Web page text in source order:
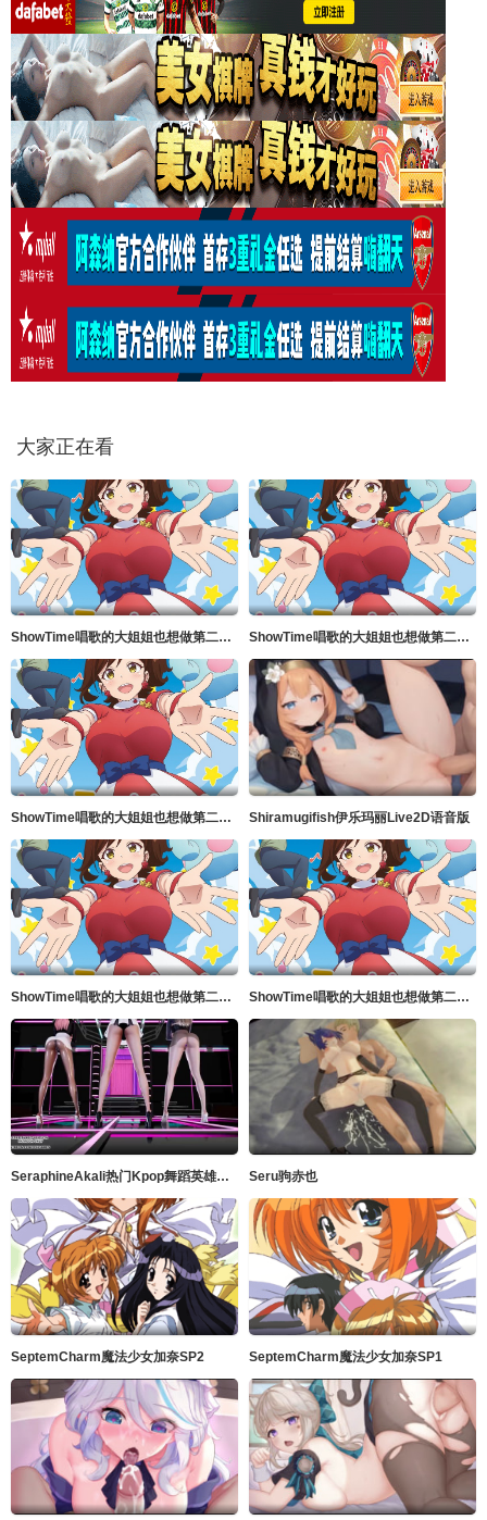
大家正在看
ShowTime唱歌的大姐姐也想做第二季_第04集 ShowTime唱歌的大姐姐也想做第二季_第02集
ShowTime唱歌的大姐姐也想做第二季_第01集 Shiramugifish伊乐玛丽Live2D语音版
ShowTime唱歌的大姐姐也想做第二季_第05集 ShowTime唱歌的大姐姐也想做第二季_第03集
SeraphineAkali热门Kpop舞蹈英雄联盟 Seru驹赤也
SeptemCharm魔法少女加奈SP2 SeptemCharm魔法少女加奈SP1